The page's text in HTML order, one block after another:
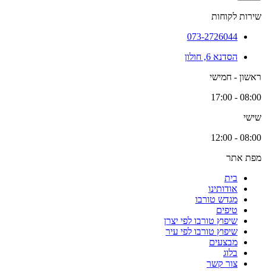
שירות לקוחות
073-2726044
הסדנא 6, חולון
ראשון - חמישי
08:00 - 17:00
שישי
08:00 - 12:00
מפת אתר
בית
אודותינו
מגדש טורבו
טיפים
שיפוץ טורבו לפי יצרן
שיפוץ טורבו לפי עיר
מבצעים
בלוג
צור קשר